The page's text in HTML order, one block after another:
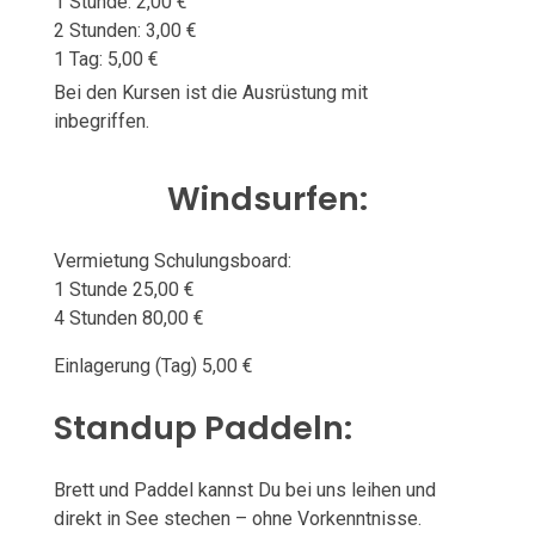
2 Stunden: 3,00 €
1 Tag: 5,00 €
Bei den Kursen ist die Ausrüstung mit
inbegriffen.
Windsurfen:
Vermietung Schulungsboard:
1 Stunde 25,00 €
4 Stunden 80,00 €
Einlagerung (Tag) 5,00 €
Standup Paddeln:
Brett und Paddel kannst Du bei uns leihen und
direkt in See stechen – ohne Vorkenntnisse.